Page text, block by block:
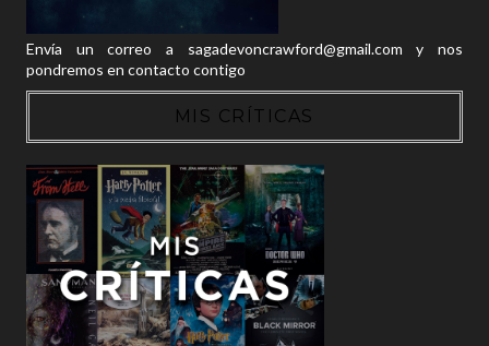
Envía un correo a sagadevoncrawford@gmail.com y nos
pondremos en contacto contigo
MIS CRÍTICAS